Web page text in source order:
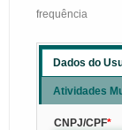
frequência
Dados do
Atividades
CNPJ/CPF